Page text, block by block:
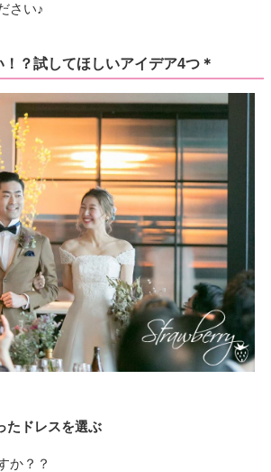
さい♪
！？試してほしいアイデア4つ＊
たドレスを選ぶ
か？？